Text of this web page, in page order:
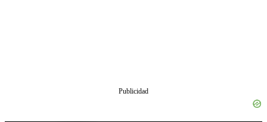
Publicidad